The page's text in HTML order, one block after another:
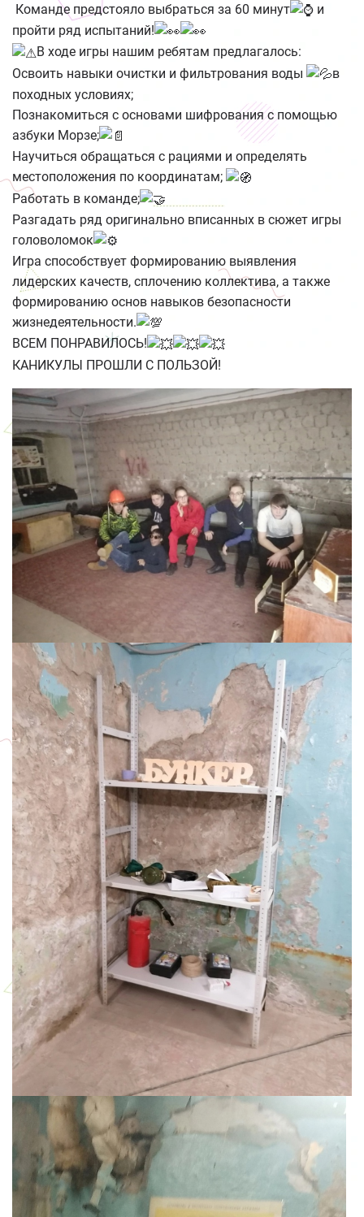
Команде предстояло выбраться за 60 минут
и
пройти ряд испытаний!
В ходе игры нашим ребятам предлагалось:
Освоить навыки очистки и фильтрования воды
в
походных условиях;
Познакомиться с основами шифрования с помощью
азбуки Морзе;
Научиться обращаться с рациями и определять
местоположения по координатам;
Работать в команде;
Разгадать ряд оригинально вписанных в сюжет игры
головоломок
Игра способствует формированию выявления
лидерских качеств, сплочению коллектива, а также
формированию основ навыков безопасности
жизнедеятельности.
ВСЕМ ПОНРАВИЛОСЬ!
КАНИКУЛЫ ПРОШЛИ С ПОЛЬЗОЙ!